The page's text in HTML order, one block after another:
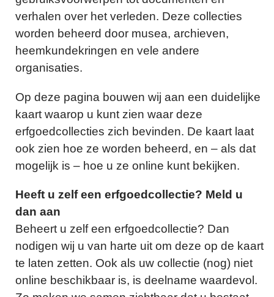
verhalen over het verleden. Deze collecties
worden beheerd door musea, archieven,
heemkundekringen en vele andere
organisaties.
Op deze pagina bouwen wij aan een duidelijke
kaart waarop u kunt zien waar deze
erfgoedcollecties zich bevinden. De kaart laat
ook zien hoe ze worden beheerd, en – als dat
mogelijk is – hoe u ze online kunt bekijken.
Heeft u zelf een erfgoedcollectie? Meld u
dan aan
Beheert u zelf een erfgoedcollectie? Dan
nodigen wij u van harte uit om deze op de kaart
te laten zetten. Ook als uw collectie (nog) niet
online beschikbaar is, is deelname waardevol.